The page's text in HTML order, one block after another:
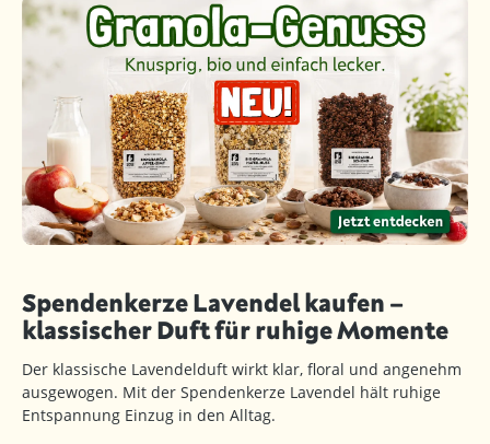
Spendenkerze Lavendel kaufen –
klassischer Duft für ruhige Momente
Der klassische Lavendelduft wirkt klar, floral und angenehm
ausgewogen. Mit der Spendenkerze Lavendel hält ruhige
Entspannung Einzug in den Alltag.